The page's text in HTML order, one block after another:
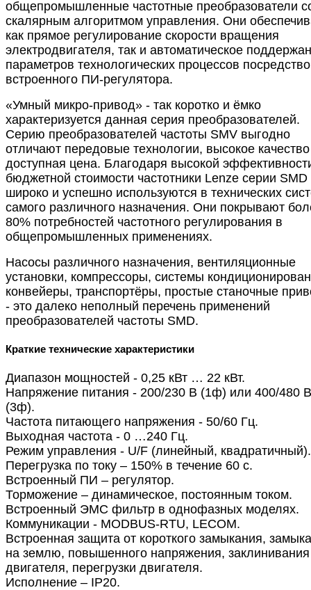
общепромышленные частотные преобразователи
скалярным алгоритмом управления. Они
как прямое регулирование скорости вращения
электродвигателя, так и автоматическое
параметров технологических процессов
встроенного ПИ-регулятора.
«Умный микро-привод» - так коротко и ёмко
характеризуется данная серия преобразователей.
Серию преобразователей частоты SMV выгодно
отличают передовые технологии, высокое
доступная цена. Благодаря высокой
бюджетной стоимости частотники Lenze серии SMD
широко и успешно используются в технических
самого различного назначения. Они покрывают
80% потребностей частотного регулирования в
общепромышленных применениях.
Насосы различного назначения, вентиляционные
установки, компрессоры, системы
конвейеры, транспортёры, простые станочные
- это далеко неполный перечень применений
преобразователей частоты SMD.
Краткие технические характеристики
Диапазон мощностей - 0,25 кВт … 22 кВт.
Напряжение питания - 200/230 В (1ф) или 400/480 В
(3ф).
Частота питающего напряжения - 50/60 Гц.
Выходная частота - 0 …240 Гц.
Режим управления - U/F (линейный, квадратичный).
Перегрузка по току – 150% в течение 60 с.
Встроенный ПИ – регулятор.
Торможение – динамическое, постоянным током.
Встроенный ЭМС фильтр в однофазных моделях.
Коммуникации - MODBUS-RTU, LECOM.
Встроенная защита от короткого замыкания,
на землю, повышенного напряжения, заклинивания
двигателя, перегрузки двигателя.
Исполнение – IP20.